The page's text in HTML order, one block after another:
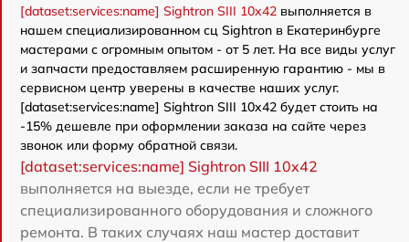
[dataset:services:name] Sightron SIII 10x42 выполняется в
нашем специализированном сц Sightron в Екатеринбурге
мастерами с огромным опытом - от 5 лет. На все виды услуг
и запчасти предоставляем расширенную гарантию - мы в
сервисном центр уверены в качестве наших услуг.
[dataset:services:name] Sightron SIII 10x42 будет стоить на
-15% дешевле при оформлении заказа на сайте через
звонок или форму обратной связи.
[dataset:services:name] Sightron SIII 10x42
выполняется на выезде, если не требует
специализированного оборудования и сложного
ремонта. В таких случаях наш мастер доставит